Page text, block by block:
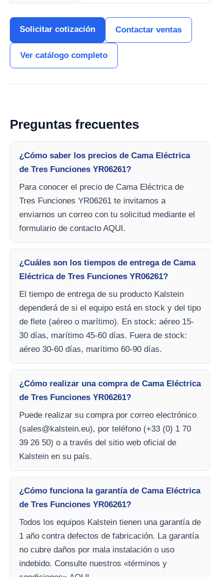
Solicitar cotización Contactar ventas
Ver catálogo completo
Preguntas frecuentes
¿Cómo saber los precios de Cama Eléctrica
de Tres Funciones YR06261?
Para conocer el precio de Cama Eléctrica de
Tres Funciones YR06261 te invitamos a
enviarnos un correo con tu solicitud mediante el
formulario de contacto AQUI.
¿Cuáles son los tiempos de entrega de Cama
Eléctrica de Tres Funciones YR06261?
El tiempo de entrega de su producto Kalstein
dependerá de si el equipo está en stock y del tipo
de flete (aéreo o marítimo). En stock: aéreo 15-
30 días, marítimo 45-60 días. Fuera de stock:
aéreo 30-60 días, marítimo 60-90 días.
¿Cómo realizar una compra de Cama Eléctrica
de Tres Funciones YR06261?
Puede realizar su compra por correo electrónico
(sales@kalstein.eu), por teléfono (+33 (0) 1 70
39 26 50) o a través del sitio web oficial de
Kalstein en su país.
¿Cómo funciona la garantía de Cama Eléctrica
de Tres Funciones YR06261?
Todos los equipos Kalstein tienen una garantía de
1 año contra defectos de fabricación. La garantía
no cubre daños por mala instalación o uso
indebido. Consulte nuestros «términos y